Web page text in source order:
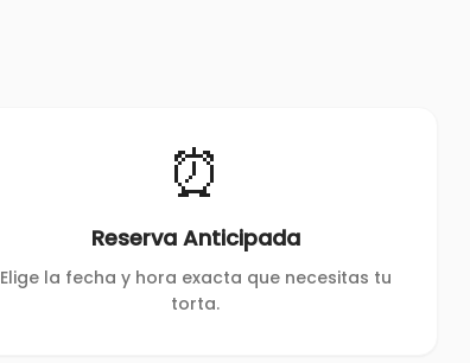
⏰
Reserva Anticipada
Elige la fecha y hora exacta que necesitas tu
torta.